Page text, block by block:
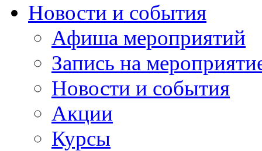
Новости и события
Афиша мероприятий
Запись на
Новости и события
Акции
Курсы